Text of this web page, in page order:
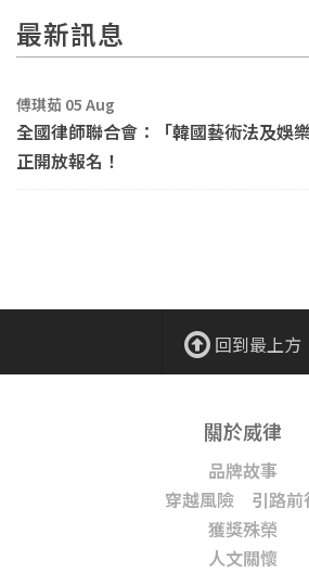
最新訊息
傅琪茹 05 Aug
全國律師聯合會：「韓國藝術法及娛
正開放報名！
回到最上方
關於威律
品牌故事
穿越風險 引路前
獲獎殊榮
人文關懷